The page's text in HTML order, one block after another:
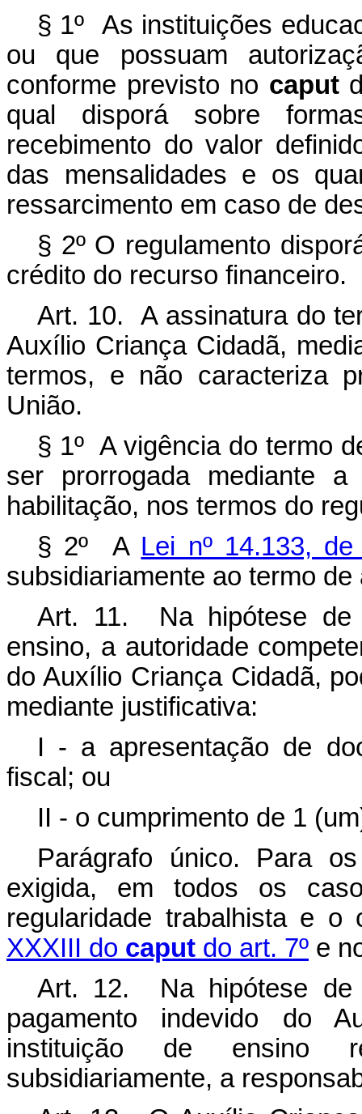
§ 1º As instituições
ou que possuam
conforme previsto no caput
qual disporá sobre
recebimento do valor
das mensalidades e os
ressarcimento em caso de
§ 2º O regulamento
crédito do recurso financeiro.
Art. 10. A assinatura do
Auxílio Criança Cidadã,
termos, e não caracteriza
União.
§ 1º A vigência do termo
ser prorrogada mediante
habilitação, nos termos do
§ 2º A Lei nº 14.133,
subsidiariamente ao termo de
Art. 11. Na hipótese de
ensino, a autoridade
do Auxílio Criança Cidadã,
mediante justificativa:
I - a apresentação de
fiscal; ou
II - o cumprimento de 1
Parágrafo único. Para
exigida, em todos os
regularidade trabalhista e o
XXXIII do caput do art. 7º e
Art. 12. Na hipótese de
pagamento indevido do
instituição de ensino
subsidiariamente, a